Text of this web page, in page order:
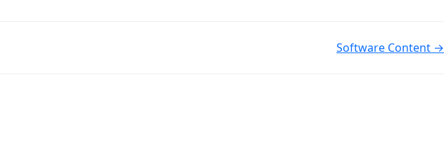
Software Content →